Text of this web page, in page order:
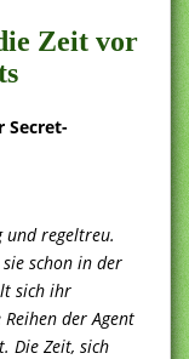
Zeit vor
Secret-
regeltreu.
schon in der
sich ihr
der Agent
Die Zeit, sich